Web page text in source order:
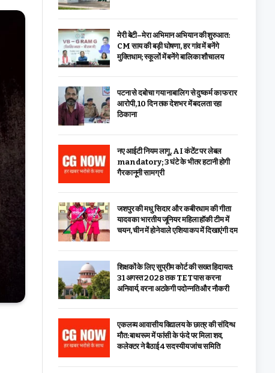
मेरी बेटी–मेरा अभिमान अभियान की शुरुआत:
CM साय की बड़ी घोषणा, हर गांव में बनेंगे
मुक्तिधाम; स्कूलों में बनेंगे बालिका शौचालय
पटना से दबोचा गया नाबालिग से दुष्कर्म का फरार
आरोपी, 10 दिन तक देशभर में बदलता रहा
ठिकाना
नए आईटी नियम लागू, AI कंटेंट पर लेबल
mandatory; 3 घंटे के भीतर हटानी होगी
गैरकानूनी सामग्री
जशपुर की मधु सिदार और कबीरधाम की गीता
यादव का भारतीय जूनियर महिला हॉकी टीम में
चयन, चीन में होने वाले एशिया कप में दिखाएंगी दम
शिक्षकों के लिए सुप्रीम कोर्ट की सख्त हिदायत:
31 अगस्त 2028 तक TET पास करना
अनिवार्य, वरना अटकेगी पदोन्नति और नौकरी
एकलव्य आवासीय विद्यालय के छात्र की संदिग्ध
मौत: बाथरूम में फांसी के फंदे पर मिला शव,
कलेक्टर ने बैठाई 4 सदस्यीय जांच समिति